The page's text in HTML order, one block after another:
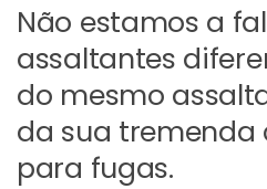
Não estamos a
assaltantes
do mesmo
da sua
para fugas.